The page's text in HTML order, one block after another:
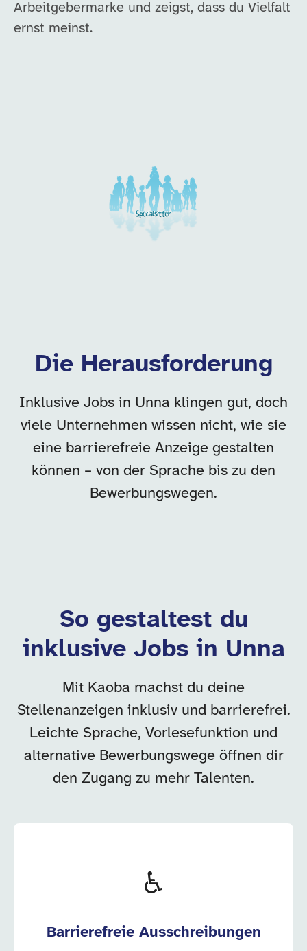
Arbeitgebermarke und zeigst, dass du Vielfalt
ernst meinst.
Unsere Arbeitgeber in
Die Herausforderung
Inklusive Jobs in Unna klingen gut, doch
viele Unternehmen wissen nicht, wie sie
eine barrierefreie Anzeige gestalten
können – von der Sprache bis zu den
Bewerbungswegen.
So gestaltest du
inklusive Jobs in Unna
Mit Kaoba machst du deine
Stellenanzeigen inklusiv und barrierefrei.
Leichte Sprache, Vorlesefunktion und
alternative Bewerbungswege öffnen dir
den Zugang zu mehr Talenten.
♿
Barrierefreie Ausschreibungen